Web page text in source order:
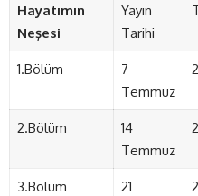
Hayatımın
Neşesi
Yayın
Tarihi
1.Bölüm
7
Temmuz
2.Bölüm
14
Temmuz
3.Bölüm
21